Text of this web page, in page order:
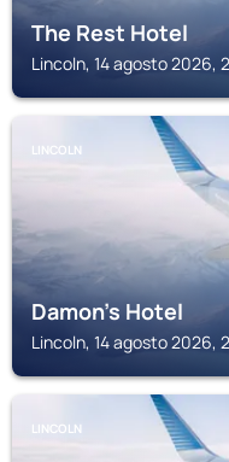
The Rest Hotel
Lincoln, 14 agosto 2026,
LINCOLN
Damon's Hotel
Lincoln, 14 agosto 2026,
LINCOLN